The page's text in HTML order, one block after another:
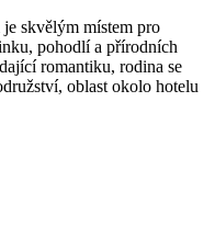
‍skvělým místem pro
pohodlí a‍ přírodních
romantiku, rodina se
oblast okolo⁣ hotelu